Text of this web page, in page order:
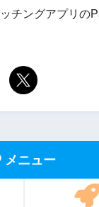
チングアプリの
メニュー